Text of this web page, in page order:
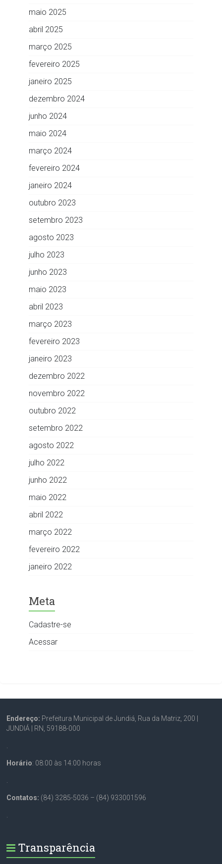
maio 2025
abril 2025
março 2025
fevereiro 2025
janeiro 2025
dezembro 2024
junho 2024
maio 2024
março 2024
fevereiro 2024
janeiro 2024
outubro 2023
setembro 2023
agosto 2023
julho 2023
junho 2023
maio 2023
abril 2023
março 2023
fevereiro 2023
janeiro 2023
dezembro 2022
novembro 2022
outubro 2022
setembro 2022
agosto 2022
julho 2022
junho 2022
maio 2022
abril 2022
março 2022
fevereiro 2022
janeiro 2022
Meta
Cadastre-se
Acessar
Endereço: Prefeitura Municipal de Jundiá, Rua da Matriz, 200 |
JUNDIÁ | RN, 59188-000
Horário: 08:00 às 14:00 horas
Contatos: (84) 3285-5036 – (84) 933001596
Transparência